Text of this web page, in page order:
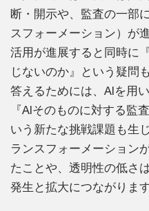
断・開示や、監査の一部
スフォーメーション）が
活用が進展すると同時に
じないのか』という疑問
答えるためには、AIを用
『AIそのものに対する監
いう新たな挑戦課題も生
ランスフォーメーション
たことや、透明性の低さ
発生と拡大につながりま